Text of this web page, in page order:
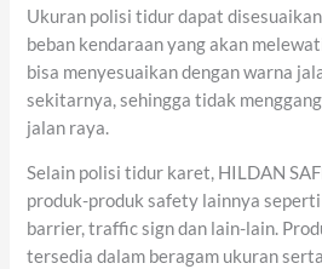
Ukuran polisi tidur dapat
beban kendaraan yang akan
bisa menyesuaikan dengan warna
sekitarnya, sehingga tidak
jalan raya.
Selain polisi tidur karet, HILDAN
produk-produk safety lainnya
barrier, traffic sign dan lain-lain.
tersedia dalam beragam ukuran